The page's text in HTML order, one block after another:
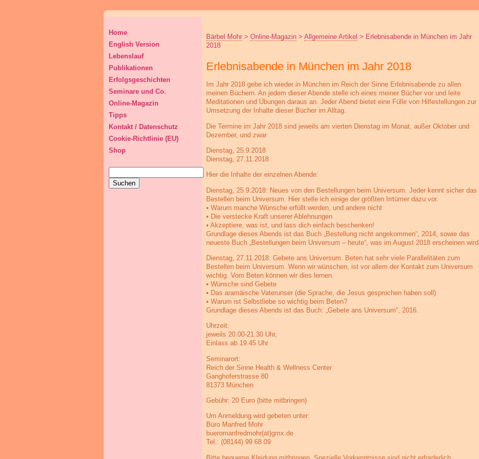
Home
English Version
Lebenslauf
Publikationen
Erfolgsgeschichten
Seminare und Co.
Online-Magazin
Tipps
Kontakt / Datenschutz
Cookie-Richtlinie (EU)
Shop
nach:
Bärbel Mohr > Online-Magazin > Allgemeine Artikel > Erlebnisabende in München im Jahr
2018
Erlebnisabende in München im Jahr 2018
Im Jahr 2018 gebe ich wieder in München im Reich der Sinne Erlebnisabende zu allen
meinen Büchern. An jedem dieser Abende stelle ich eines meiner Bücher vor und leite
Meditationen und Übungen daraus an. Jeder Abend bietet eine Fülle von Hilfestellungen zur
Umsetzung der Inhalte dieser Bücher im Alltag.
Die Termine im Jahr 2018 sind jeweils am vierten Dienstag im Monat, außer Oktober und
Dezember, und zwar
Dienstag, 25.9.2018
Dienstag, 27.11.2018
Hier die Inhalte der einzelnen Abende:
Dienstag, 25.9.2018: Neues von den Bestellungen beim Universum. Jeder kennt sicher das
Bestellen beim Universum. Hier stelle ich einige der größten Irrtümer dazu vor.
• Warum manche Wünsche erfüllt werden, und andere nicht
• Die verstecke Kraft unserer Ablehnungen
• Akzeptiere, was ist, und lass dich einfach beschenken!
Grundlage dieses Abends ist das Buch „Bestellung nicht angekommen“, 2014, sowie das
neueste Buch „Bestellungen beim Universum – heute“, was im August 2018 erscheinen wird.
Dienstag, 27.11.2018: Gebete ans Universum. Beten hat sehr viele Parallelitäten zum
Bestellen beim Universum. Wenn wir wünschen, ist vor allem der Kontakt zum Universum
wichtig. Vom Beten können wir dies lernen.
• Wünsche sind Gebete
• Das aramäische Vaterunser (die Sprache, die Jesus gesprochen haben soll)
• Warum ist Selbstliebe so wichtig beim Beten?
Grundlage dieses Abends ist das Buch: „Gebete ans Universum“, 2016.
Uhrzeit:
jeweils 20.00-21.30 Uhr,
Einlass ab 19.45 Uhr
Seminarort:
Reich der Sinne Health & Wellness Center
Ganghoferstrasse 80
81373 München
Gebühr: 20 Euro (bitte mitbringen)
Um Anmeldung wird gebeten unter:
Büro Manfred Mohr
bueromanfredmohr(at)gmx.de
Tel.: (08144) 99 68 09